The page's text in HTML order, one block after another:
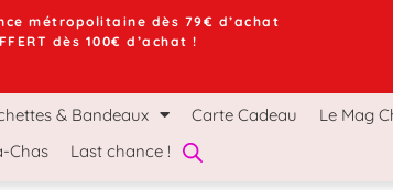
métropolitaine dès 79€ d’achat
dès 100€ d’achat !
Carte Cadeau Le Mag Cha-Chas
& Bandeaux Carte Cadeau
Le Mag
Chas
Last chance !